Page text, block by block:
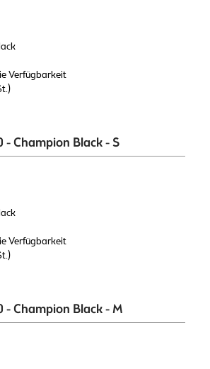
Verfügbarkeit
- Champion Black - S
Verfügbarkeit
- Champion Black - M